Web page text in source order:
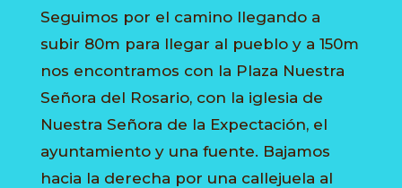
Seguimos por el camino llegando a
subir 80m para llegar al pueblo y a 150m
nos encontramos con la Plaza Nuestra
Señora del Rosario, con la iglesia de
Nuestra Señora de la Expectación, el
ayuntamiento y una fuente. Bajamos
hacia la derecha por una callejuela al